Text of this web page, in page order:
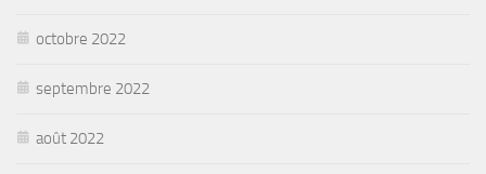
octobre 2022
septembre 2022
août 2022